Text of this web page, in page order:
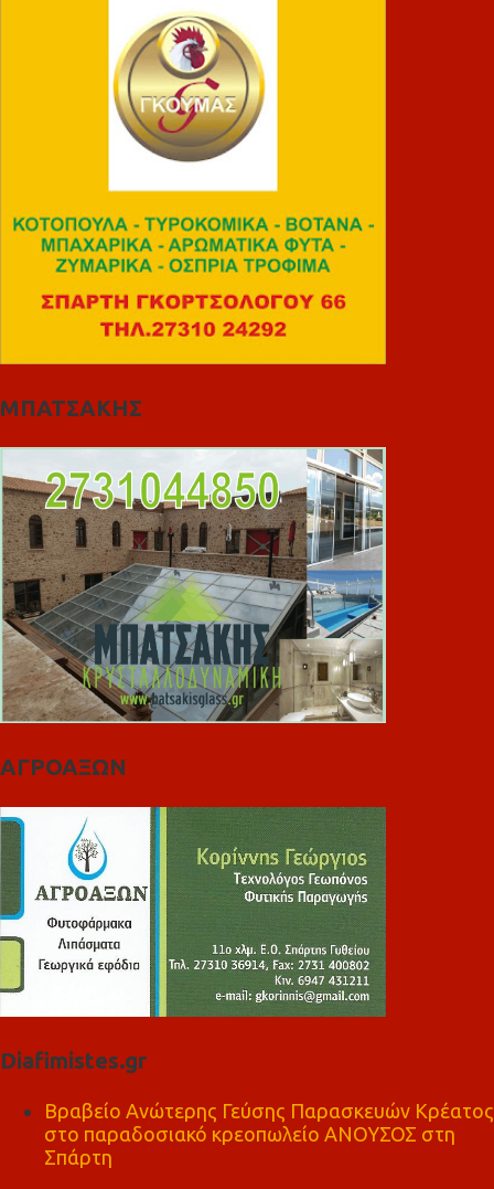
ΜΠΑΤΣΑΚΗΣ
ΑΓΡΟΑΞΩΝ
Diafimistes.gr
Βραβείο Ανώτερης Γεύσης Παρασκευών Κρέατος
στο παραδοσιακό κρεοπωλείο ΑΝΟΥΣΟΣ στη
Σπάρτη